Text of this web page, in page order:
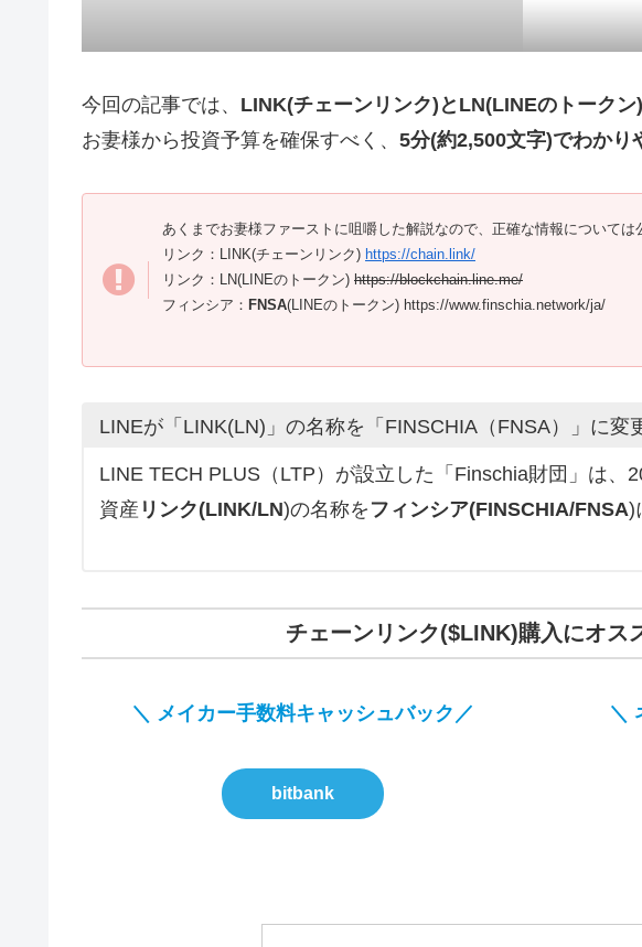
今回の記事では、 LINK(チェーンリンク)とLN(LINEのトークン)
お妻様から投資予算を確保すべく、 5分(約2,500文字)でわかり
あくまでお妻様ファーストに咀嚼した解説なので、正確な情報については
リンク：LINK(チェーンリンク) https://chain.link/
リンク：LN(LINEのトークン) https://blockchain.line.me/
フィンシア： FNSA(LINEのトークン) https://www.finschia.network/ja/
LINEが「LINK(LN)」の名称を「FINSCHIA（FNSA）」に変
LINE TECH PLUS（LTP）が設立した「Finschia財団」は、
資産 リンク(LINK/LN)の名称を フィンシア(FINSCHIA/FNSA)
チェーンリンク($LINK)購入にオス
＼ メイカー手数料キャッシュバック／
bitbank
＼